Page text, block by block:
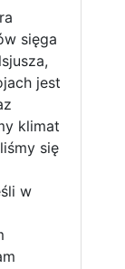
sięga
jest
klimat
się
w